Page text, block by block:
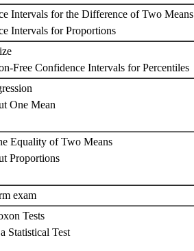
Intervals for the Difference of Two Means
Intervals for Proportions
Free Confidence Intervals for Percentiles
One Mean
Equality of Two Means
Proportions
exam
Tests
Statistical Test